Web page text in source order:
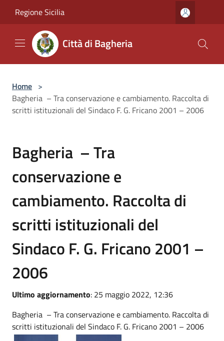
Regione Sicilia
Città di Bagheria
Home >
Bagheria – Tra conservazione e cambiamento. Raccolta di
scritti istituzionali del Sindaco F. G. Fricano 2001 – 2006
Bagheria – Tra
conservazione e
cambiamento. Raccolta di
scritti istituzionali del
Sindaco F. G. Fricano 2001 –
2006
Ultimo aggiornamento: 25 maggio 2022, 12:36
Bagheria – Tra conservazione e cambiamento. Raccolta di
scritti istituzionali del Sindaco F. G. Fricano 2001 – 2006